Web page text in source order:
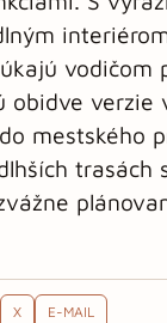
vodičom
obidve verzie
mestského
trasách
X E-MAIL